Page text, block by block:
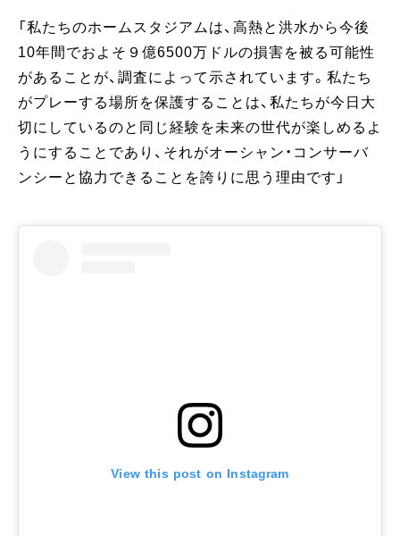
「私たちのホームスタジアムは、高熱と洪水から今後
10年間でおよそ９億6500万ドルの損害を被る可能性
があることが、調査によって示されています。私たち
がプレーする場所を保護することは、私たちが今日大
切にしているのと同じ経験を未来の世代が楽しめるよ
うにすることであり、それがオーシャン・コンサーバ
ンシーと協力できることを誇りに思う理由です」
View this post on Instagram